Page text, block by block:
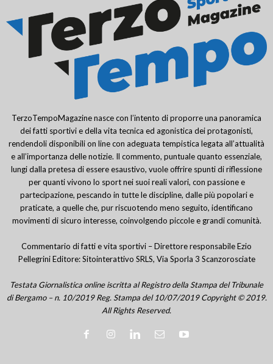
TerzoTempoMagazine nasce con l’intento di proporre una panoramica
dei fatti sportivi e della vita tecnica ed agonistica dei protagonisti,
rendendoli disponibili on line con adeguata tempistica legata all’attualità
e all’importanza delle notizie. Il commento, puntuale quanto essenziale,
lungi dalla pretesa di essere esaustivo, vuole offrire spunti di riflessione
per quanti vivono lo sport nei suoi reali valori, con passione e
partecipazione, pescando in tutte le discipline, dalle più popolari e
praticate, a quelle che, pur riscuotendo meno seguito, identificano
movimenti di sicuro interesse, coinvolgendo piccole e grandi comunità.
Commentario di fatti e vita sportivi – Direttore responsabile Ezio
Pellegrini Editore: Sitointerattivo SRLS, Via Sporla 3 Scanzorosciate
Testata Giornalistica online iscritta al Registro della Stampa del Tribunale
di Bergamo – n. 10/2019 Reg. Stampa del 10/07/2019 Copyright © 2019.
All Rights Reserved.